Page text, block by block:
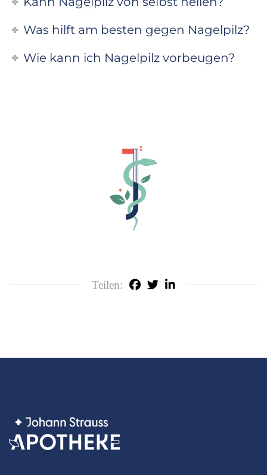
Was hilft am besten gegen Nagelpilz?
Wie kann ich Nagelpilz vorbeugen?
Teilen: